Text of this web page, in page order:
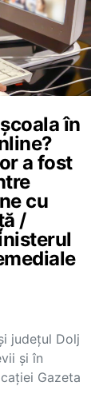
în
a fost
cu
/
judeţul Dolj
şi în
Gazeta